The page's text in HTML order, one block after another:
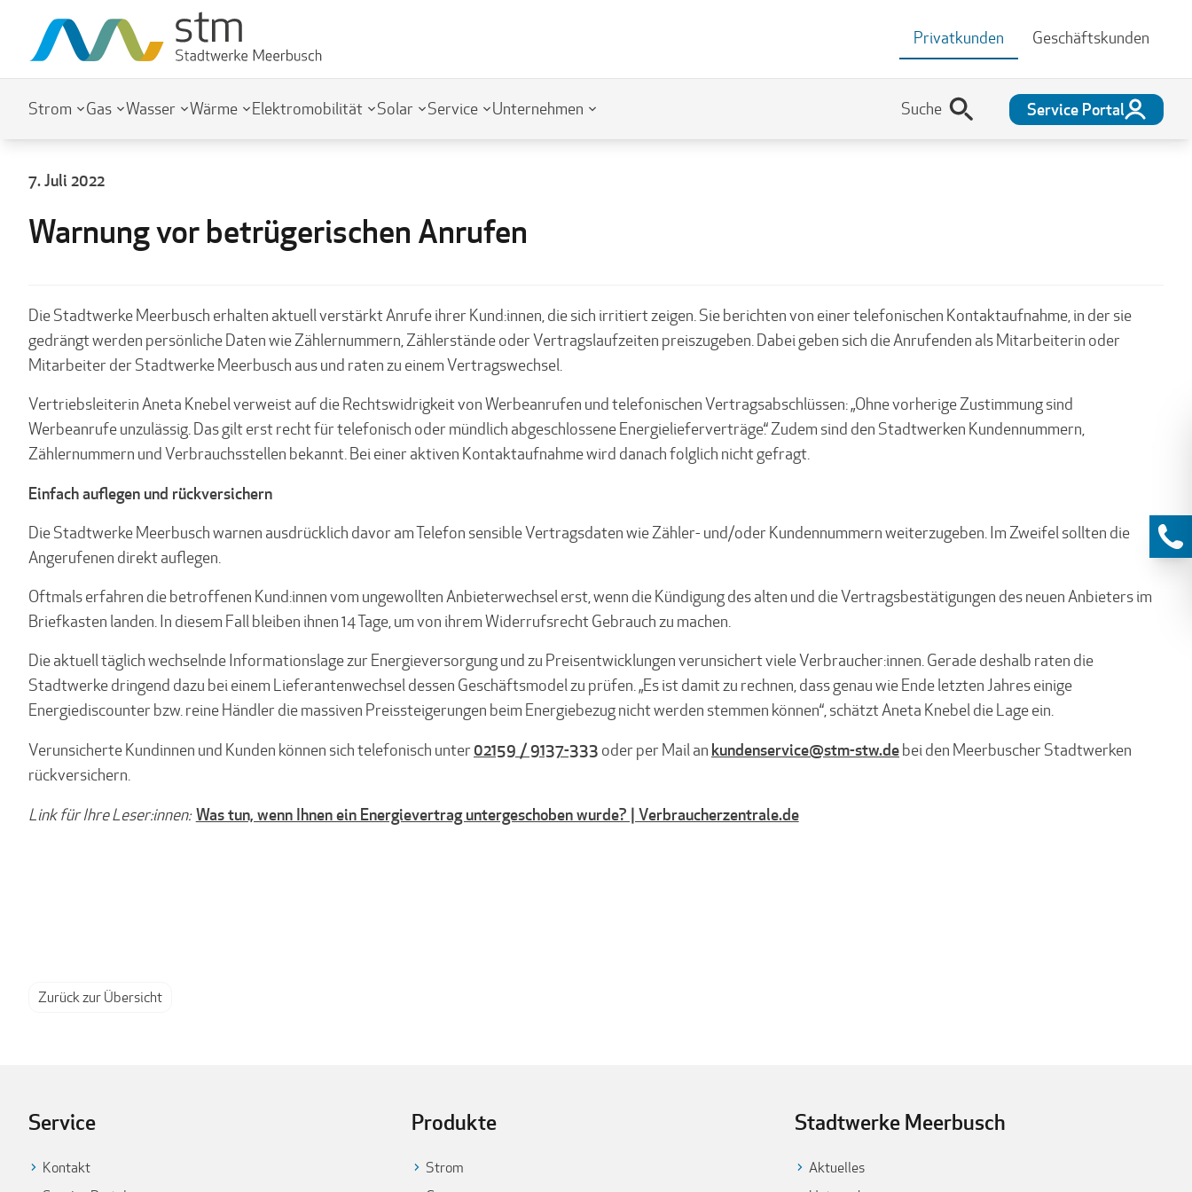
Privatkunden Geschäftskunden
Strom Gas Wasser Wärme Elektromobilität Solar Service Unternehmen Service Portal
7. Juli 2022
Warnung vor betrügerischen Anrufen
Die Stadtwerke Meerbusch erhalten aktuell verstärkt Anrufe ihrer Kund:innen, die sich irritiert zeigen. Sie berichten von einer telefonischen Kontaktaufnahme, in der sie
gedrängt werden persönliche Daten wie Zählernummern, Zählerstände oder Vertragslaufzeiten preiszugeben. Dabei geben sich die Anrufenden als Mitarbeiterin oder
Mitarbeiter der Stadtwerke Meerbusch aus und raten zu einem Vertragswechsel.
Vertriebsleiterin Aneta Knebel verweist auf die Rechtswidrigkeit von Werbeanrufen und telefonischen Vertragsabschlüssen: „Ohne vorherige Zustimmung sind
Werbeanrufe unzulässig. Das gilt erst recht für telefonisch oder mündlich abgeschlossene Energielieferverträge.“ Zudem sind den Stadtwerken Kundennummern,
Zählernummern und Verbrauchsstellen bekannt. Bei einer aktiven Kontaktaufnahme wird danach folglich nicht gefragt.
Einfach auflegen und rückversichern
Die Stadtwerke Meerbusch warnen ausdrücklich davor am Telefon sensible Vertragsdaten wie Zähler- und/oder Kundennummern weiterzugeben. Im Zweifel sollten die
Angerufenen direkt auflegen.
Oftmals erfahren die betroffenen Kund:innen vom ungewollten Anbieterwechsel erst, wenn die Kündigung des alten und die Vertragsbestätigungen des neuen Anbieters im
Briefkasten landen. In diesem Fall bleiben ihnen 14 Tage, um von ihrem Widerrufsrecht Gebrauch zu machen.
Die aktuell täglich wechselnde Informationslage zur Energieversorgung und zu Preisentwicklungen verunsichert viele Verbraucher:innen. Gerade deshalb raten die
Stadtwerke dringend dazu bei einem Lieferantenwechsel dessen Geschäftsmodel zu prüfen. „Es ist damit zu rechnen, dass genau wie Ende letzten Jahres einige
Energiediscounter bzw. reine Händler die massiven Preissteigerungen beim Energiebezug nicht werden stemmen können“, schätzt Aneta Knebel die Lage ein.
Verunsicherte Kundinnen und Kunden können sich telefonisch unter 02159 / 9137-333 oder per Mail an kundenservice@stm-stw.debei den Meerbuscher Stadtwerken
rückversichern.
Link für Ihre Leser:innen: Was tun, wenn Ihnen ein Energievertrag untergeschoben wurde? | Verbraucherzentrale.de
Zurück zur Übersicht
Service
Kontakt
Produkte
Strom
Stadtwerke Meerbusch
Aktuelles